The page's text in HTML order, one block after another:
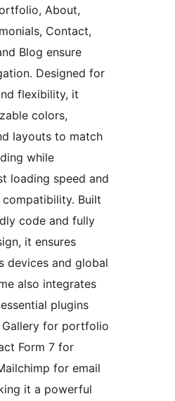
About,
Contact,
Blog ensure
Designed for
flexibility, it
colors,
layouts to match
while
loading speed and
Built
code and fully
it ensures
devices and global
also integrates
plugins
Gallery for portfolio
Form 7 for
for email
it a powerful